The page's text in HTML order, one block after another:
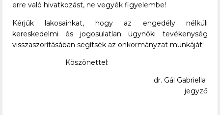
erre való hivatkozást, ne vegyék figyelembe!
Kérjük lakosainkat, hogy az engedély nélküli
kereskedelmi és jogosulatlan ügynöki tevékenység
visszaszorításában segítsék az önkormányzat munkáját!
Köszönettel:
dr. Gál Gabriella
jegyző